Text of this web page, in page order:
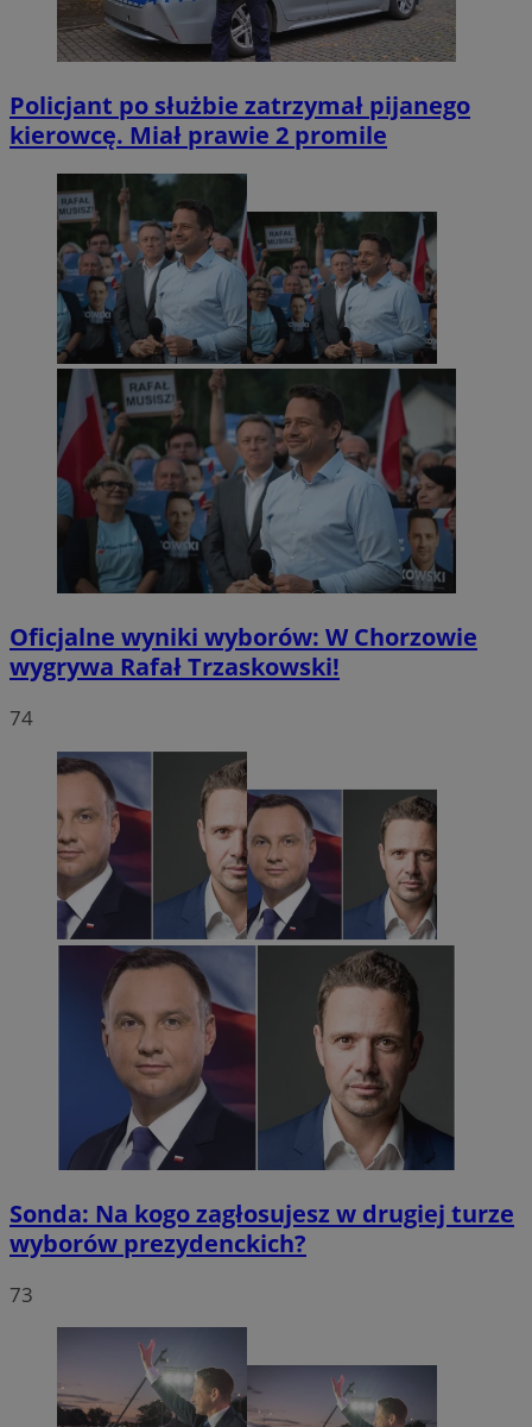
Policjant po służbie zatrzymał pijanego
kierowcę. Miał prawie 2 promile
Oficjalne wyniki wyborów: W Chorzowie
wygrywa Rafał Trzaskowski!
74
Sonda: Na kogo zagłosujesz w drugiej turze
wyborów prezydenckich?
73